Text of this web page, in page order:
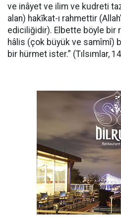
ve inâyet ve ilim ve kudreti
alan) hakīkat-ı rahmettir
ediciliğidir). Elbette böyle bir
hâlis (çok büyük ve samîmî)
bir hürmet ister.” (Tılsımlar,